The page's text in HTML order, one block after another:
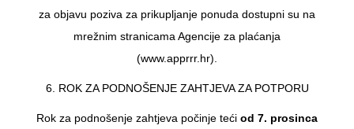
za objavu poziva za prikupljanje ponuda dostupni su na
mrežnim stranicama Agencije za plaćanja
(www.apprrr.hr).
6. ROK ZA PODNOŠENJE ZAHTJEVA ZA POTPORU
Rok za podnošenje zahtjeva počinje teći od 7. prosinca